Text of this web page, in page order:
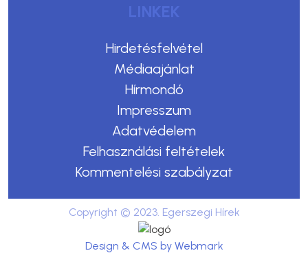
LINKEK
Hirdetésfelvétel
Médiaajánlat
Hírmondó
Impresszum
Adatvédelem
Felhasználási feltételek
Kommentelési szabályzat
Copyright © 2023. Egerszegi Hírek
Design & CMS by Webmark